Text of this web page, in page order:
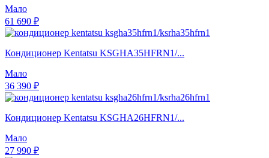
Мало
61 690 ₽
Кондиционер Kentatsu KSGHA35HFRN1/...
Мало
36 390 ₽
Кондиционер Kentatsu KSGHA26HFRN1/...
Мало
27 990 ₽